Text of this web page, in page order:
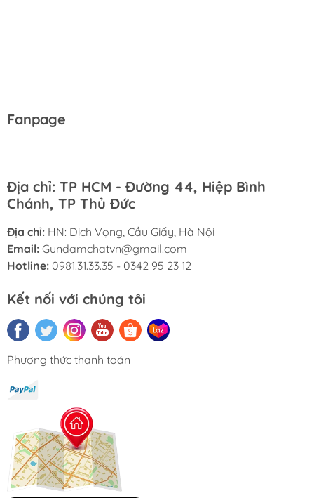
Fanpage
Địa chỉ: TP HCM - Đường 44, Hiệp Bình
Chánh, TP Thủ Đức
Địa chỉ: HN: Dịch Vọng, Cầu Giấy, Hà Nội
Email: Gundamchatvn@gmail.com
Hotline: 0981.31.33.35 - 0342 95 23 12
Kết nối với chúng tôi
Phương thức thanh toán